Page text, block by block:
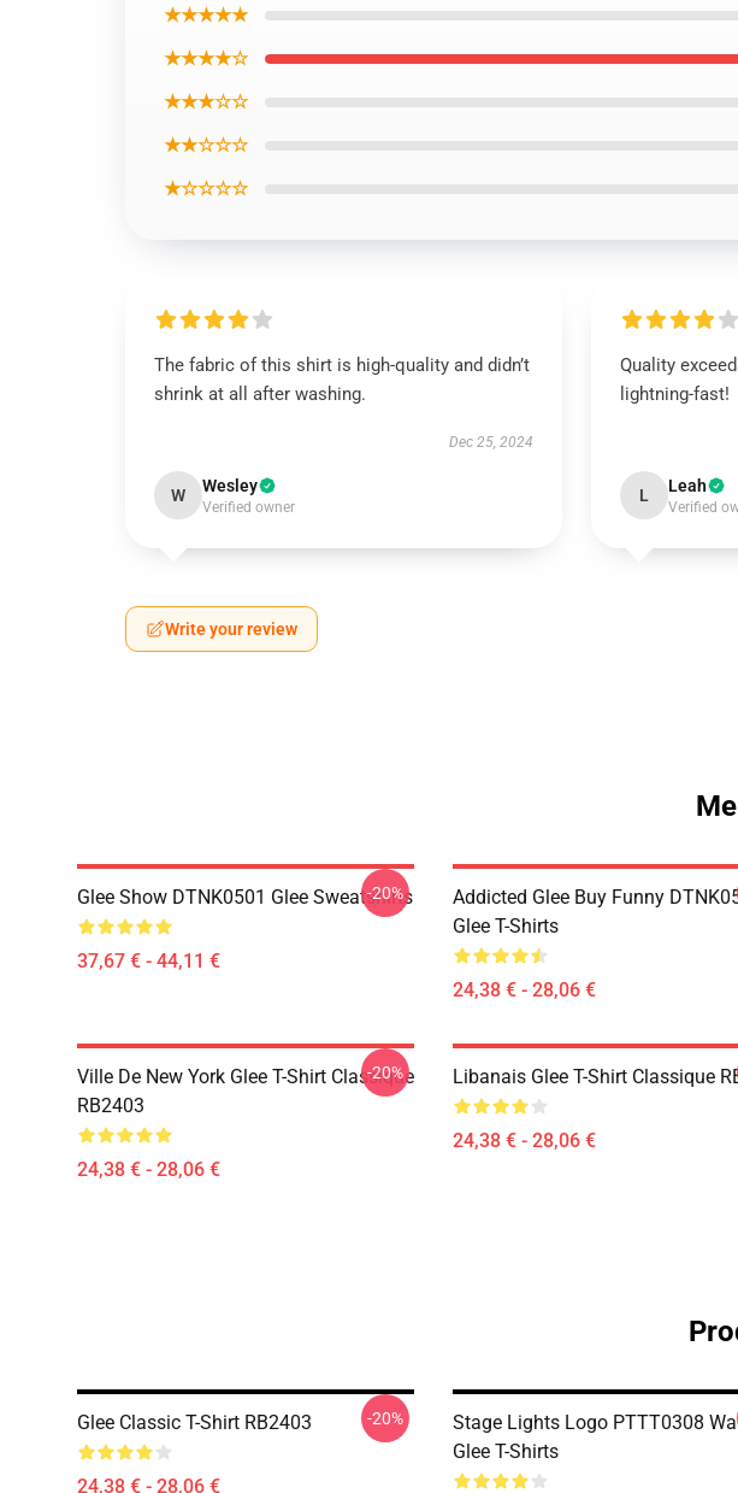
★★★★★
★★★★☆
★★★☆☆
★★☆☆☆
★☆☆☆☆
The fabric of this shirt is high-quality and didn’t
shrink at all after washing.
Dec 25, 2024
W Wesley
Verified owner
Quality
lightning-fast!
L Leah
Verified
Write your review
Glee Show DTNK0501 Glee Sweatshirts
37,67 € - 44,11 €
-20%
Addicted Glee Buy Funny
Glee T-Shirts
24,38 € - 28,06 €
Ville De New York Glee T-Shirt Classique
RB2403
24,38 € - 28,06 €
-20% Libanais Glee T-Shirt Classique
24,38 € - 28,06 €
Glee Classic T-Shirt RB2403
24,38 € - 28,06 €
-20%
Stage Lights Logo PTTT0308
Glee T-Shirts